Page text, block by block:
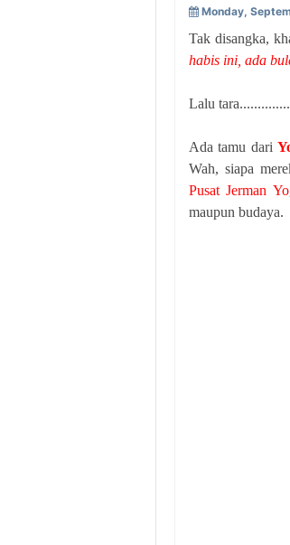
Monday,
Tak disangka,
habis ini, ada
Lalu
Ada tamu dari
Wah, siapa
Pusat Jerman
maupun budaya.